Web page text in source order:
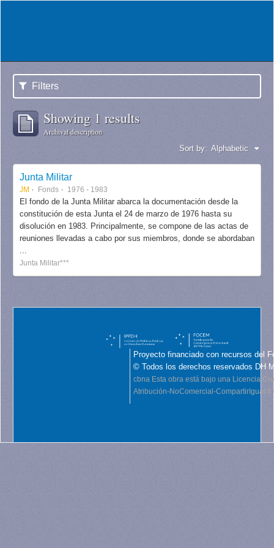
Filters
Showing 1 results
Archival description
Sort by: Alphabetic
Junta Militar
JM Fonds 1976 - 1983
El fondo de la Junta Militar abarca la documentación desde la
constitución de esta Junta el 24 de marzo de 1976 hasta su
disolución en 1983. Principalmente, se compone de las actas de
reuniones llevadas a cabo por sus miembros, donde se abordaban
...
Junta Militar***
Proyecto financiado con recursos del
© Todos los derechos reservados DH
cbna Esta obra está bajo una Licencia
Atribución-NoComercial-CompartirIgual